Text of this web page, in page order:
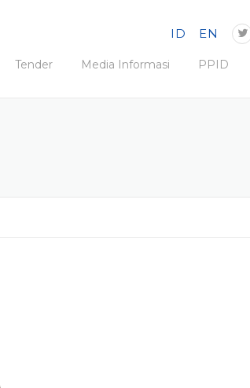
EN
ID
Tender Media Informasi PPID